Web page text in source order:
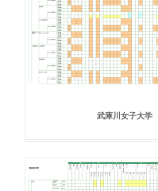
武庫川女子大学